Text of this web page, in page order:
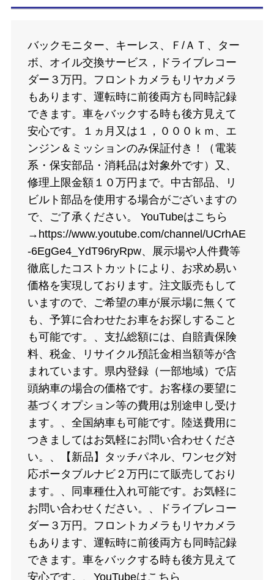
バックモニター、キーレス、Ｆ/ＡＴ、ター
ボ、オイル交換サービス，ドライブレコー
ダー３万円。フロントカメラもリヤカメラ
もあります、運転時に前後両方も同時記録
できます。車をバックする時も後方見えて
安心です。１ヵ月又は１，０００ｋｍ、エ
ンジン＆ミッションのみ保証付き！（電装
系・保安部品・消耗品は対象外です）又、
修理上限金額１０万円まで。中古部品、リ
ビルト部品を使用する場合がございますの
で、ご了承ください。 YouTubeはこちら
→https://www.youtube.com/channel/UCrhAE
-6EgGe4_YdT96ryRpw、展示場や人件費等
徹底したコストカットにより、お求め易い
価格を実現しております。注文販売もして
いますので、ご希望の車が展示場に無くて
も、予算に合わせたお車をお探しすること
も可能です。、支払総額には、自賠責保険
料、税金、リサイクル預託金相当額等が含
まれています。県内登録（一部地域）で店
頭納車の場合の価格です。お客様の要望に
基づくオプション等の費用は別途申し受け
ます。、全国納車も可能です。陸送費用に
つきましてはお気軽にお問い合わせくださ
い。、【新品】タッチパネル、ワンセグ対
応ポータブルナビ２万円にて販売しており
ます。、同車種仕入れ可能です。お気軽に
お問い合わせください。、ドライブレコー
ダー３万円。フロントカメラもリヤカメラ
もあります、運転時に前後両方も同時記録
できます。車をバックする時も後方見えて
安心です。、YouTubeはこちら